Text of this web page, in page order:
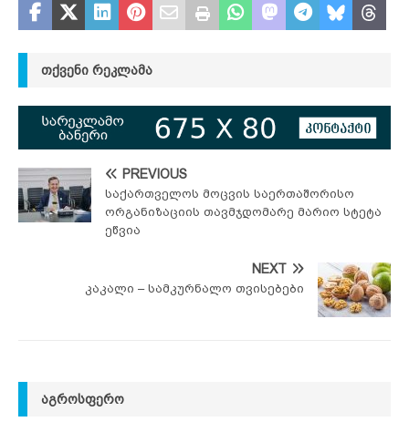
ᲗᲥᲕᲔᲜᲘ ᲠᲔᲙᲚᲐᲛᲐ
PREVIOUS
საქართველოს მოცვის საერთაშორისო
ორგანიზაციის თავმჯდომარე მარიო სტეტა
ეწვია
NEXT
კაკალი – სამკურნალო თვისებები
ᲐᲒᲠᲝᲡᲤᲔᲠᲝ